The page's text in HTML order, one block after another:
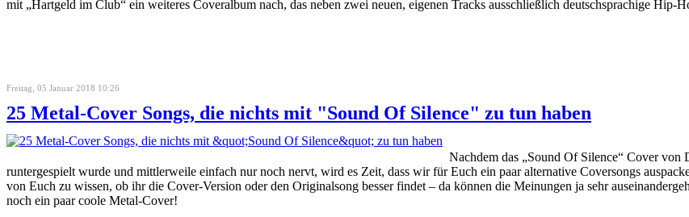
mit „Hartgeld im Club“ ein weiteres Coveralbum nach, das neben zwei neuen, eigenen Tracks ausschließlich deutschsprachige Hip-
Freitag, 05 Januar 2018 10:26
25 Metal-Cover Songs, die nichts mit "Sound Of Silence" zu tun haben
Nachdem das „Sound Of Silence“ Cover
runtergespielt wurde und mittlerweile einfach nur noch nervt, wird es Zeit, dass wir für Euch ein paar alternative Coversongs
von Euch zu wissen, ob ihr die Cover-Version oder den Originalsong besser findet – da können die Meinungen ja sehr
noch ein paar coole Metal-Cover!